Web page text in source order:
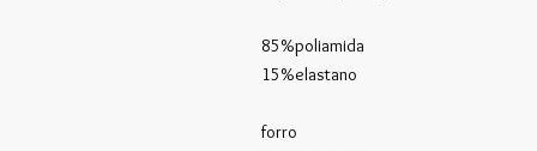
85%poliamida
15%elastano
forro